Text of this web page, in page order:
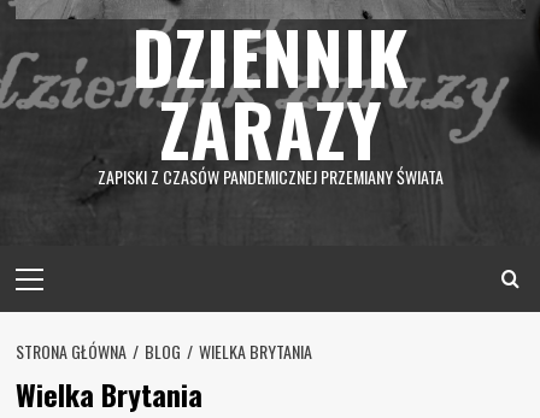
DZIENNIK
ZARAZY
ZAPISKI Z CZASÓW PANDEMICZNEJ PRZEMIANY ŚWIATA
Menu
STRONA GŁÓWNA BLOG WIELKA BRYTANIA
Wielka Brytania